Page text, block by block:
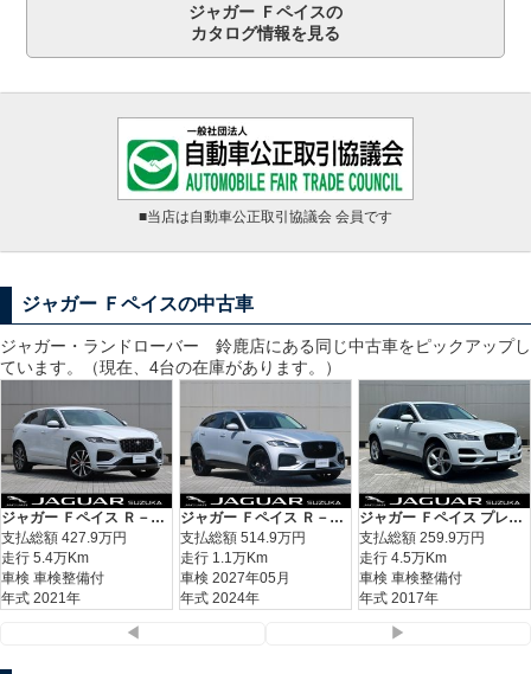
ジャガー Ｆペイスの
カタログ情報を見る
■当店は自動車公正取引協議会 会員です
ジャガー Ｆペイスの中古車
ジャガー・ランドローバー 鈴鹿店にある同じ中古車をピックアップし
ています。（現在、4台の在庫があります。）
ジャガー Ｆペイス Ｒ－ダイナミック ＳＥ Ｄ２００
支払総額 427.9万円
走行 5.4万Km
車検 車検整備付
年式 2021年
ジャガー Ｆペイス Ｒ－ダイナミック ＳＥ Ｄ２００
支払総額 514.9万円
走行 1.1万Km
車検 2027年05月
年式 2024年
ジャガー Ｆペイス プレステージ
支払総額 259.9万円
走行 4.5万Km
車検 車検整備付
年式 2017年
◀ ▶